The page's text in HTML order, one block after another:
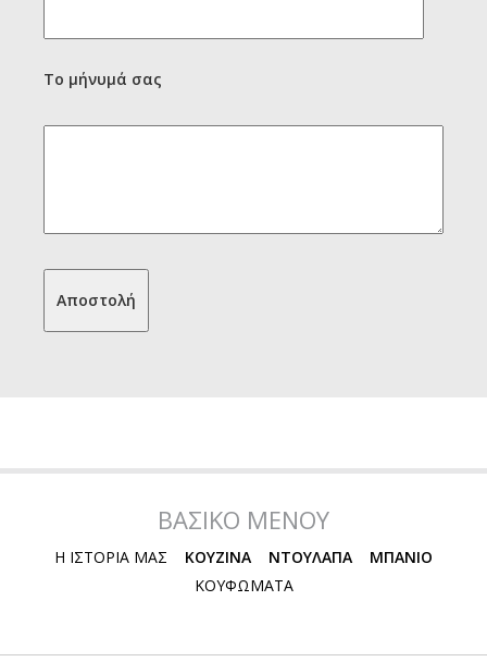
Το μήνυμά σας
ΒΑΣΙΚΟ ΜΕΝΟΥ
Η ΙΣΤΟΡΙΑ ΜΑΣ ΚΟΥΖΙΝΑ ΝΤΟΥΛΑΠΑ
ΜΠΑΝΙΟ
ΚΟΥΦΩΜΑΤΑ